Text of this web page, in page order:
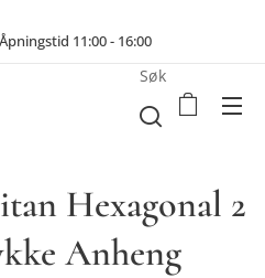
11:00 - 16:00
Søk
Hexagonal 2
Anheng